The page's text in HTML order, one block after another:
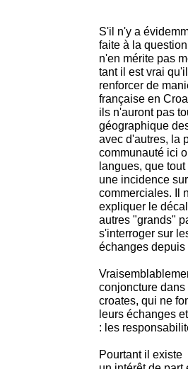
S'il n'y a
faite à la
n'en mérite pas
tant il est vrai
renforcer de
française en
ils n'auront pas
géographique
avec d'autres, la
communauté ici
langues, que
une incidence
commerciales. Il
expliquer le
autres "grands"
s'interroger sur
échanges depuis
conjoncture
croates, qui ne
leurs échanges
: les
Pourtant il existe